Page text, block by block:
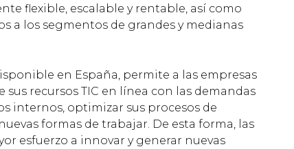
flexible, escalable y rentable, así como
a los segmentos de grandes y medianas
en España, permite a las empresas
recursos TIC en línea con las demandas
internos, optimizar sus procesos de
formas de trabajar. De esta forma, las
esfuerzo a innovar y generar nuevas